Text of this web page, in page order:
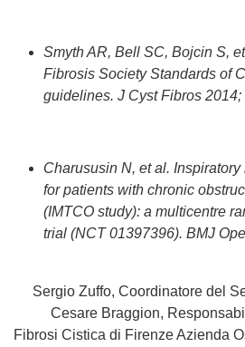
Smyth AR, Bell SC, Bojcin S,
Fibrosis Society Standards of
guidelines. J Cyst Fibros
Charususin N, et al.
for patients with chronic
(IMTCO study): a multicentre
trial (NCT 01397396). BMJ
Sergio Zuffo, Coordinatore del
Cesare Braggion,
Fibrosi Cistica di Firenze Azienda